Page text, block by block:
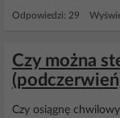
Odpowiedzi: 29
Czy można
Czy osiągnę